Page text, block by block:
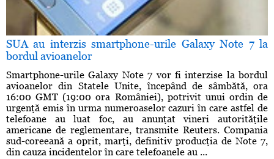
SUA au interzis smartphone-urile Galaxy Note 7 la
bordul avioanelor
Smartphone-urile Galaxy Note 7 vor fi interzise la bordul
avioanelor din Statele Unite, începând de sâmbătă, ora
16:00 GMT (19:00 ora României), potrivit unui ordin de
urgenţă emis în urma numeroaselor cazuri în care astfel de
telefoane au luat foc, au anunţat vineri autorităţile
americane de reglementare, transmite Reuters. Compania
sud-coreeană a oprit, marţi, definitiv producţia de Note 7,
din cauza incidentelor în care telefoanele au ...